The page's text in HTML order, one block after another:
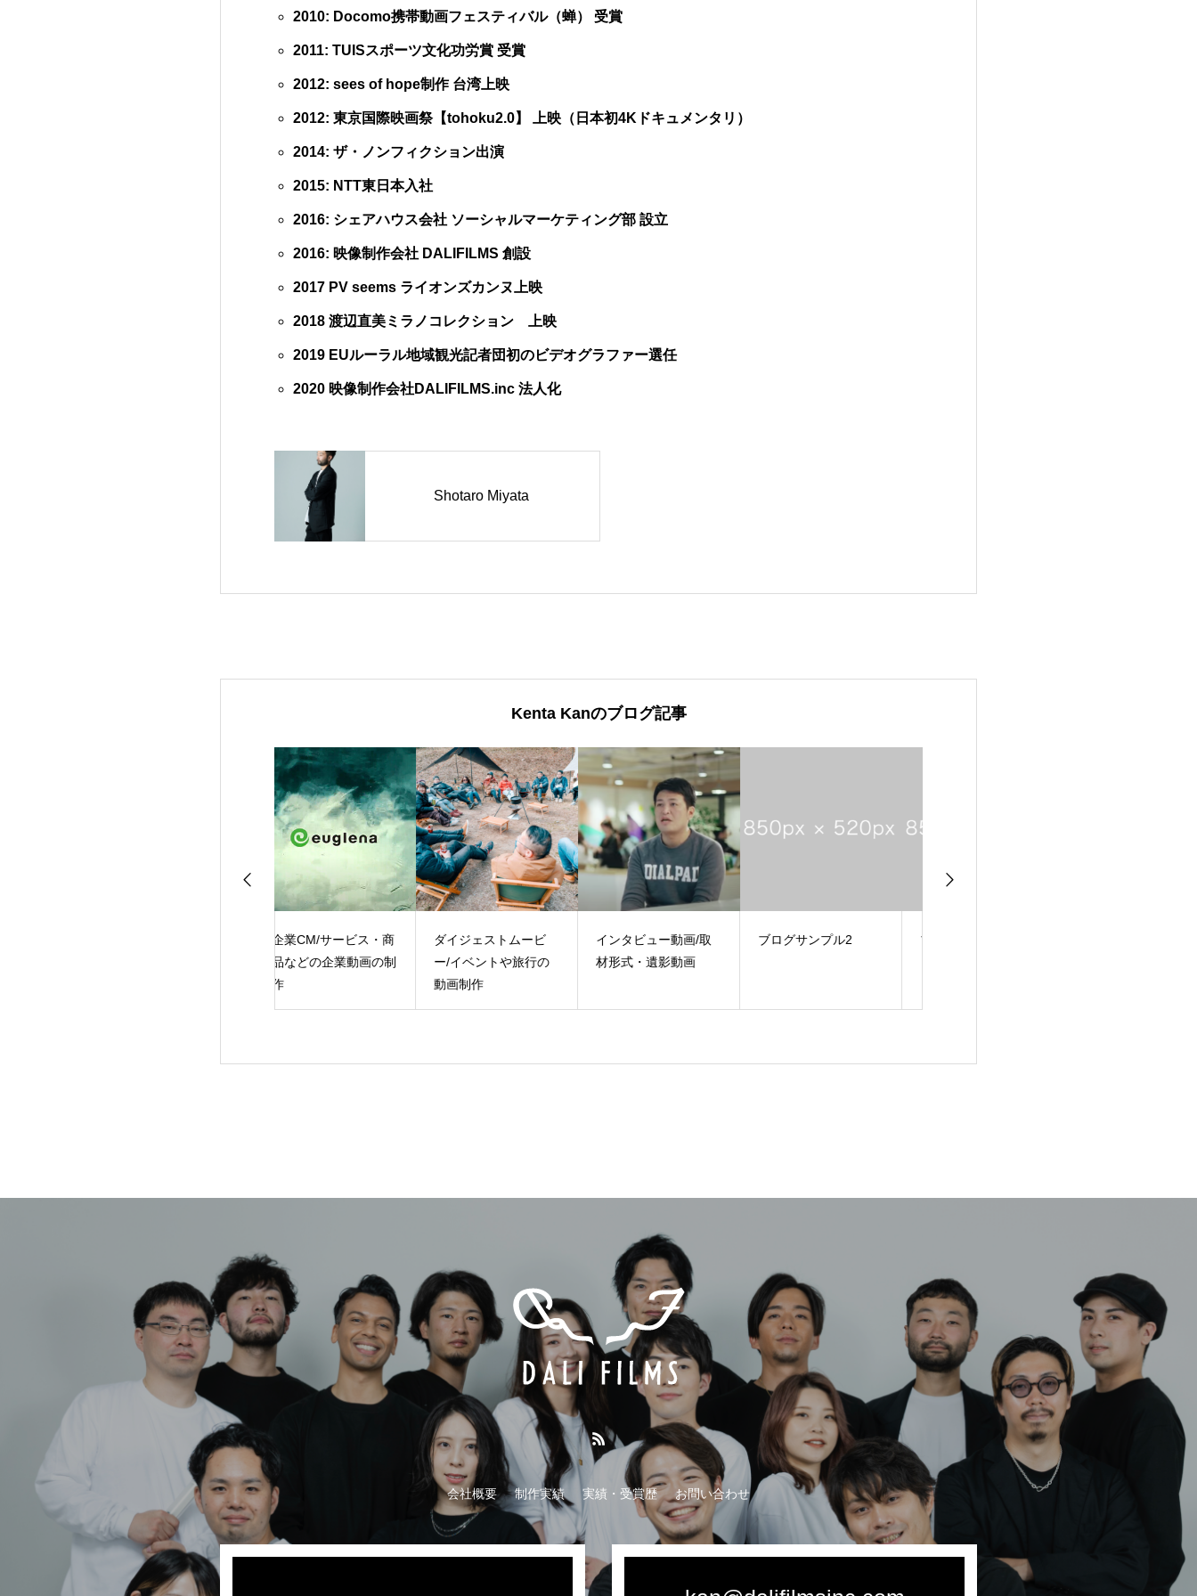
2010: Docomo携帯動画フェスティバル（蝉） 受賞
2011: TUISスポーツ文化功労賞 受賞
2012: sees of hope制作 台湾上映
2012: 東京国際映画祭【tohoku2.0】 上映（日本初4Kドキュメンタリ）
2014: ザ・ノンフィクション出演
2015: NTT東日本入社
2016: シェアハウス会社 ソーシャルマーケティング部 設立
2016: 映像制作会社 DALIFILMS 創設
2017 PV seems ライオンズカンヌ上映
2018 渡辺直美ミラノコレクション 上映
2019 EUルーラル地域観光記者団初のビデオグラファー選任
2020 映像制作会社DALIFILMS.inc 法人化
Shotaro Miyata
Kenta Kanのブログ記事
ダイジェストムービ
ー/イベントや旅行の
インタビュー動画/取
材形式・遺影動画
ブログサンプル2 ブログサンプル1
会社概要 制作実績 実績・受賞歴 お問い合わせ